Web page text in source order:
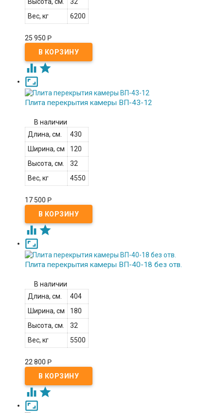
Вес, кг
6200
25 950 Р
 

Плита перекрытия камеры ВП-43-12
В наличии
Длина, см.
430
Ширина, см
120
Высота, см.
32
Вес, кг
4550
17 500 Р
 

Плита перекрытия камеры ВП-40-18 без отв.
В наличии
Длина, см.
404
Ширина, см
180
Высота, см.
32
Вес, кг
5500
22 800 Р
 
